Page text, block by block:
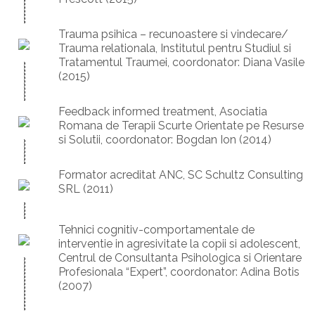
Trauma psihica – recunoastere si vindecare/
Trauma relationala, Institutul pentru Studiul si
Tratamentul Traumei, coordonator: Diana Vasile
(2015)
Feedback informed treatment, Asociatia
Romana de Terapii Scurte Orientate pe Resurse
si Solutii, coordonator: Bogdan Ion (2014)
Formator acreditat ANC, SC Schultz Consulting
SRL (2011)
Tehnici cognitiv-comportamentale de
interventie in agresivitate la copii si adolescent,
Centrul de Consultanta Psihologica si Orientare
Profesionala “Expert”, coordonator: Adina Botis
(2007)